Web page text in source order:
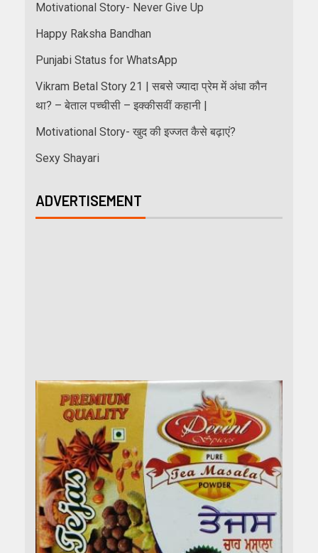
Motivational Story- Never Give Up
Happy Raksha Bandhan
Punjabi Status for WhatsApp
Vikram Betal Story 21 | सबसे ज्यादा प्रेम में अंधा कौन
था? – बेताल पच्चीसी – इक्कीसवीं कहानी |
Motivational Story- खुद की इज्जत कैसे बढ़ाएं?
Sexy Shayari
ADVERTISEMENT